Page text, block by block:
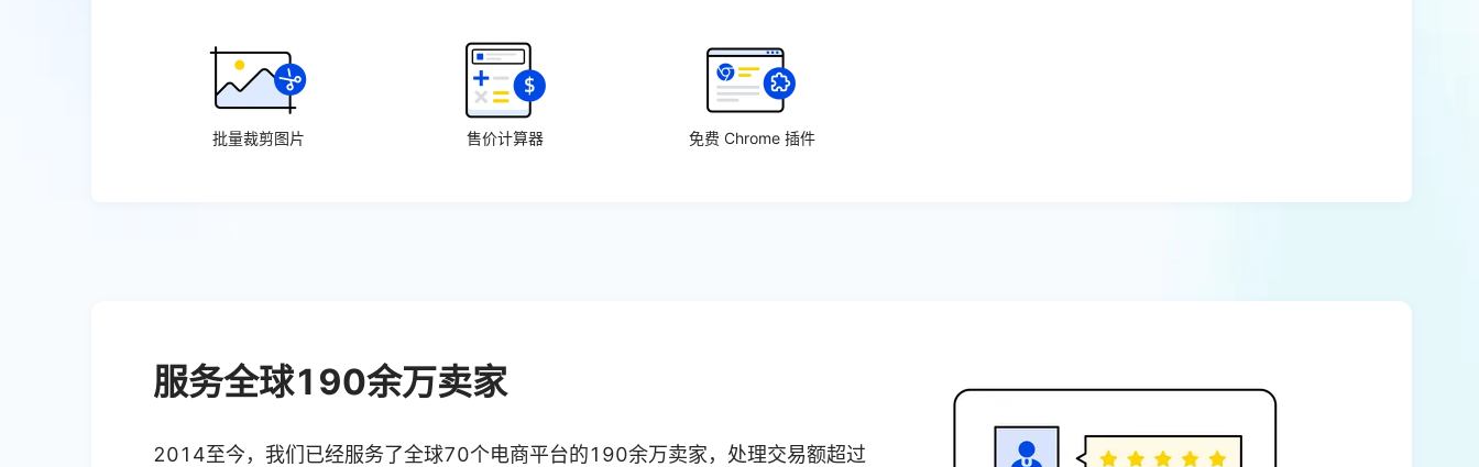
批量裁剪图片 售价计算器 免费 Chrome 插件
服务全球190余万卖家
2014至今，我们已经服务了全球70个电商平台的190余万卖家，处理交易额超过